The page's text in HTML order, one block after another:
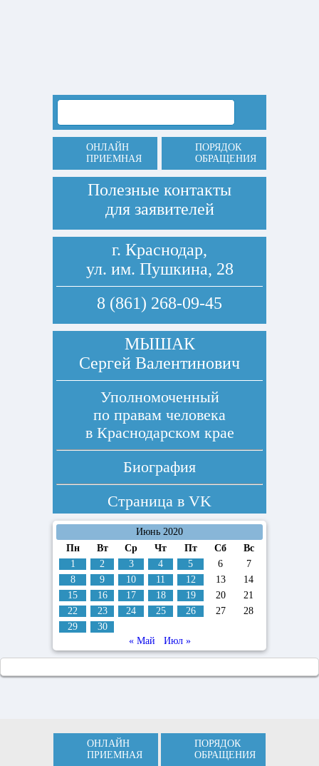
ОНЛАЙН
ПРИЕМНАЯ
ПОРЯДОК
ОБРАЩЕНИЯ
Полезные контакты
для заявителей
г. Краснодар,
ул. им. Пушкина, 28
8 (861) 268-09-45
МЫШАК
Сергей Валентинович
Уполномоченный
по правам человека
в Краснодарском крае
Биография
Страница в VK
Июнь 2020
Пн
Вт Ср Чт Пт Сб
Вс
1
2 3 4 5 6
7
8
9 10 11 12 13
14
15
16 17 18 19 20
21
22
23 24 25 26 27
28
29
30
« Май
Июл »
ОНЛАЙН
ПРИЕМНАЯ
ПОРЯДОК
ОБРАЩЕНИЯ